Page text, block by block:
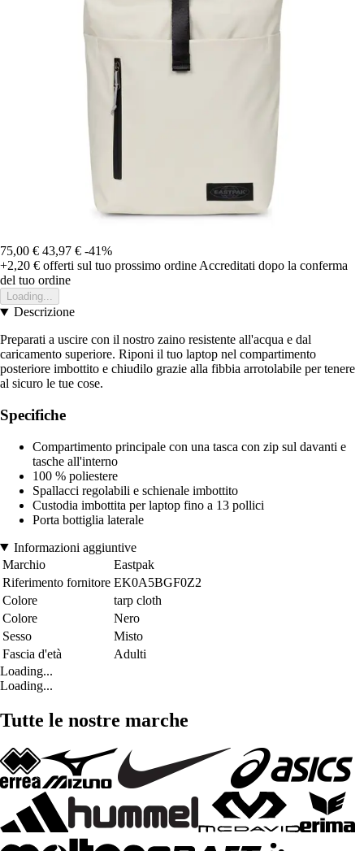
75,00 € 43,97 € -41%
+2,20 € offerti sul tuo prossimo ordineAccreditati dopo la conferma
del tuo ordine
Loading...
Descrizione
Preparati a uscire con il nostro zaino resistente all'acqua e dal
caricamento superiore. Riponi il tuo laptop nel compartimento
posteriore imbottito e chiudilo grazie alla fibbia arrotolabile per tenere
al sicuro le tue cose.
Specifiche
Compartimento principale con una tasca con zip sul davanti e
tasche all'interno
100 % poliestere
Spallacci regolabili e schienale imbottito
Custodia imbottita per laptop fino a 13 pollici
Porta bottiglia laterale
Informazioni aggiuntive
Marchio
Eastpak
Riferimento fornitore EK0A5BGF0Z2
Colore
tarp cloth
Colore
Nero
Sesso
Misto
Fascia d'età
Adulti
Loading...
Loading...
Tutte le nostre marche